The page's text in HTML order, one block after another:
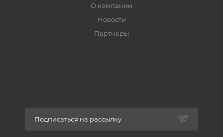
О компании
Новости
Партнеры
Подписаться на рассылку